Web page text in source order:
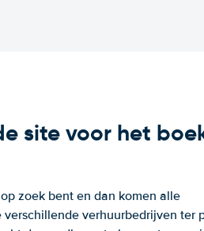
site voor het
zoek bent en dan komen alle
verhuurbedrijven ter